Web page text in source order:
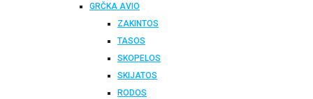
GRČKA AVIO
ZAKINTOS
TASOS
SKOPELOS
SKIJATOS
RODOS